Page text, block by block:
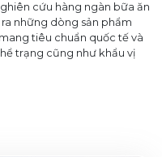
cứu hàng ngàn bữa ăn
những dòng sản phẩm
tiêu chuẩn quốc tế và
trạng cũng như khẩu vị